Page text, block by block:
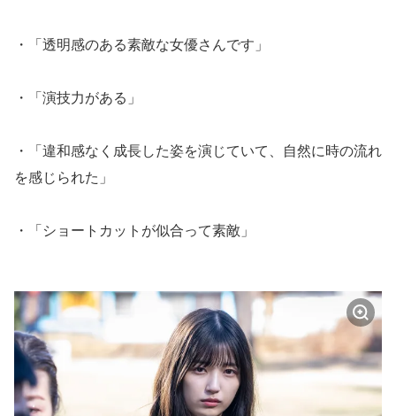
・「透明感のある素敵な女優さんです」
・「演技力がある」
・「違和感なく成長した姿を演じていて、自然に時の流れ
を感じられた」
・「ショートカットが似合って素敵」